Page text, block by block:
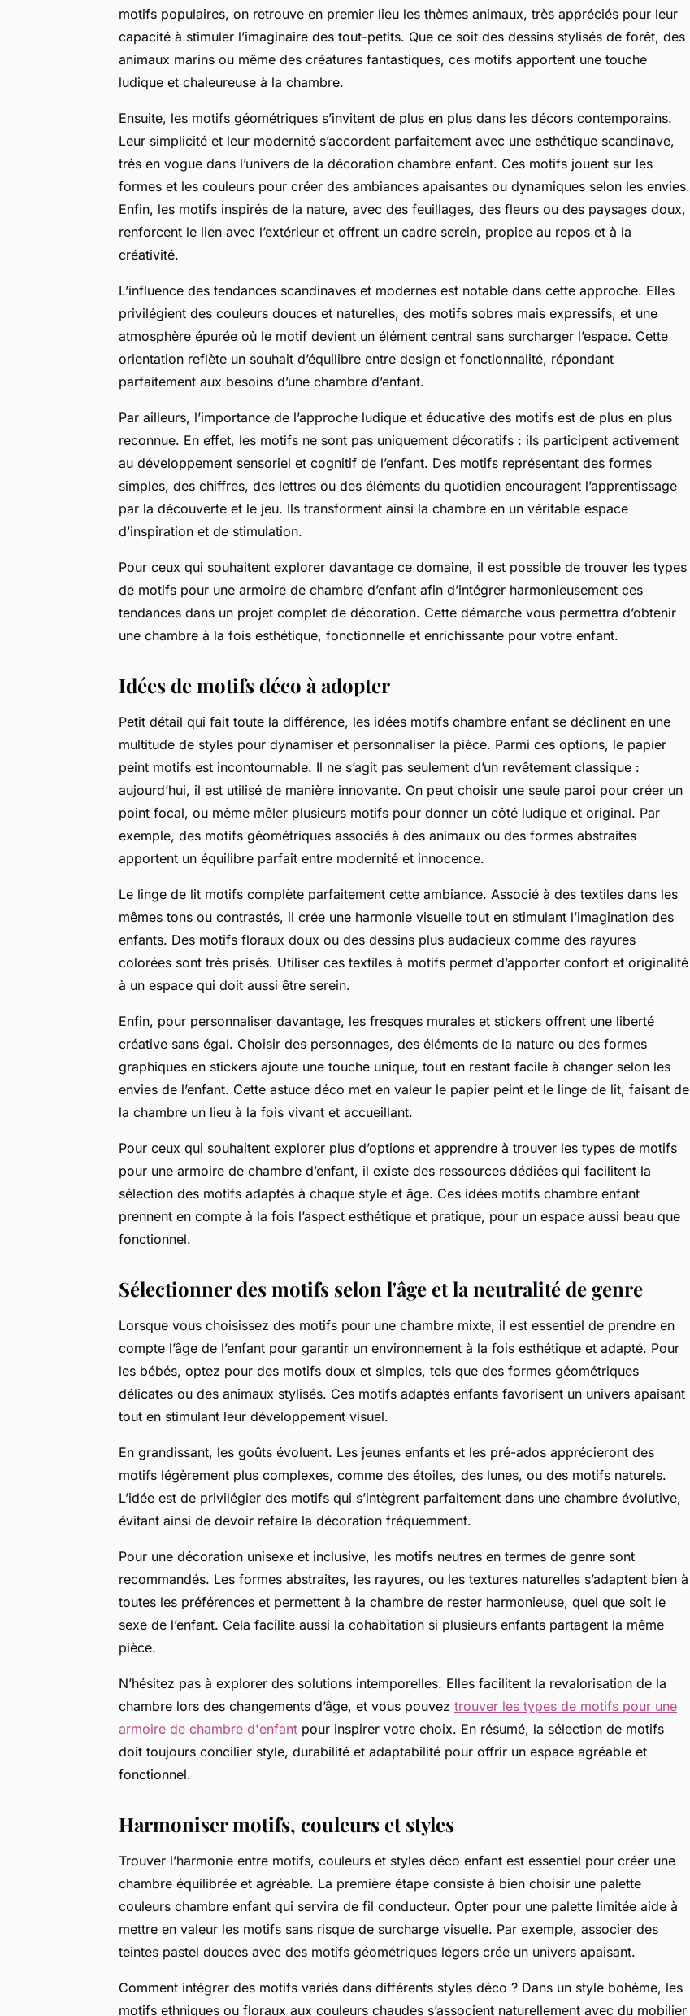
motifs populaires, on retrouve en premier lieu les thèmes animaux, très appréciés pour leur
capacité à stimuler l’imaginaire des tout-petits. Que ce soit des dessins stylisés de forêt, des
animaux marins ou même des créatures fantastiques, ces motifs apportent une touche
ludique et chaleureuse à la chambre.
Ensuite, les motifs géométriques s’invitent de plus en plus dans les décors contemporains.
Leur simplicité et leur modernité s’accordent parfaitement avec une esthétique scandinave,
très en vogue dans l’univers de la décoration chambre enfant. Ces motifs jouent sur les
formes et les couleurs pour créer des ambiances apaisantes ou dynamiques selon les envies.
Enfin, les motifs inspirés de la nature, avec des feuillages, des fleurs ou des paysages doux,
renforcent le lien avec l’extérieur et offrent un cadre serein, propice au repos et à la
créativité.
L’influence des tendances scandinaves et modernes est notable dans cette approche. Elles
privilégient des couleurs douces et naturelles, des motifs sobres mais expressifs, et une
atmosphère épurée où le motif devient un élément central sans surcharger l’espace. Cette
orientation reflète un souhait d’équilibre entre design et fonctionnalité, répondant
parfaitement aux besoins d’une chambre d’enfant.
Par ailleurs, l’importance de l’approche ludique et éducative des motifs est de plus en plus
reconnue. En effet, les motifs ne sont pas uniquement décoratifs : ils participent activement
au développement sensoriel et cognitif de l’enfant. Des motifs représentant des formes
simples, des chiffres, des lettres ou des éléments du quotidien encouragent l’apprentissage
par la découverte et le jeu. Ils transforment ainsi la chambre en un véritable espace
d’inspiration et de stimulation.
Pour ceux qui souhaitent explorer davantage ce domaine, il est possible de trouver les types
de motifs pour une armoire de chambre d’enfant afin d’intégrer harmonieusement ces
tendances dans un projet complet de décoration. Cette démarche vous permettra d’obtenir
une chambre à la fois esthétique, fonctionnelle et enrichissante pour votre enfant.
Idées de motifs déco à adopter
Petit détail qui fait toute la différence, les idées motifs chambre enfant se déclinent en une
multitude de styles pour dynamiser et personnaliser la pièce. Parmi ces options, le papier
peint motifs est incontournable. Il ne s’agit pas seulement d’un revêtement classique :
aujourd’hui, il est utilisé de manière innovante. On peut choisir une seule paroi pour créer un
point focal, ou même mêler plusieurs motifs pour donner un côté ludique et original. Par
exemple, des motifs géométriques associés à des animaux ou des formes abstraites
apportent un équilibre parfait entre modernité et innocence.
Le linge de lit motifs complète parfaitement cette ambiance. Associé à des textiles dans les
mêmes tons ou contrastés, il crée une harmonie visuelle tout en stimulant l’imagination des
enfants. Des motifs floraux doux ou des dessins plus audacieux comme des rayures
colorées sont très prisés. Utiliser ces textiles à motifs permet d’apporter confort et originalité
à un espace qui doit aussi être serein.
Enfin, pour personnaliser davantage, les fresques murales et stickers offrent une liberté
créative sans égal. Choisir des personnages, des éléments de la nature ou des formes
graphiques en stickers ajoute une touche unique, tout en restant facile à changer selon les
envies de l’enfant. Cette astuce déco met en valeur le papier peint et le linge de lit, faisant de
la chambre un lieu à la fois vivant et accueillant.
Pour ceux qui souhaitent explorer plus d’options et apprendre à trouver les types de motifs
pour une armoire de chambre d’enfant, il existe des ressources dédiées qui facilitent la
sélection des motifs adaptés à chaque style et âge. Ces idées motifs chambre enfant
prennent en compte à la fois l’aspect esthétique et pratique, pour un espace aussi beau que
fonctionnel.
Sélectionner des motifs selon l'âge et la neutralité de genre
Lorsque vous choisissez des motifs pour une chambre mixte, il est essentiel de prendre en
compte l’âge de l’enfant pour garantir un environnement à la fois esthétique et adapté. Pour
les bébés, optez pour des motifs doux et simples, tels que des formes géométriques
délicates ou des animaux stylisés. Ces motifs adaptés enfants favorisent un univers apaisant
tout en stimulant leur développement visuel.
En grandissant, les goûts évoluent. Les jeunes enfants et les pré-ados apprécieront des
motifs légèrement plus complexes, comme des étoiles, des lunes, ou des motifs naturels.
L’idée est de privilégier des motifs qui s’intègrent parfaitement dans une chambre évolutive,
évitant ainsi de devoir refaire la décoration fréquemment.
Pour une décoration unisexe et inclusive, les motifs neutres en termes de genre sont
recommandés. Les formes abstraites, les rayures, ou les textures naturelles s’adaptent bien à
toutes les préférences et permettent à la chambre de rester harmonieuse, quel que soit le
sexe de l’enfant. Cela facilite aussi la cohabitation si plusieurs enfants partagent la même
pièce.
N’hésitez pas à explorer des solutions intemporelles. Elles facilitent la revalorisation de la
chambre lors des changements d’âge, et vous pouvez trouver les types de motifs pour une
armoire de chambre d'enfant pour inspirer votre choix. En résumé, la sélection de motifs
doit toujours concilier style, durabilité et adaptabilité pour offrir un espace agréable et
fonctionnel.
Harmoniser motifs, couleurs et styles
Trouver l’harmonie entre motifs, couleurs et styles déco enfant est essentiel pour créer une
chambre équilibrée et agréable. La première étape consiste à bien choisir une palette
couleurs chambre enfant qui servira de fil conducteur. Opter pour une palette limitée aide à
mettre en valeur les motifs sans risque de surcharge visuelle. Par exemple, associer des
teintes pastel douces avec des motifs géométriques légers crée un univers apaisant.
Comment intégrer des motifs variés dans différents styles déco ? Dans un style bohème, les
motifs ethniques ou floraux aux couleurs chaudes s’associent naturellement avec du mobilier